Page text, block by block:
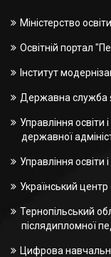
Міністерство
Освітній портал
Інститут
Державна служба
Управління освіти
державної
Управління освіти
Український центр
Тернопільський
післядипломної
Цифрова